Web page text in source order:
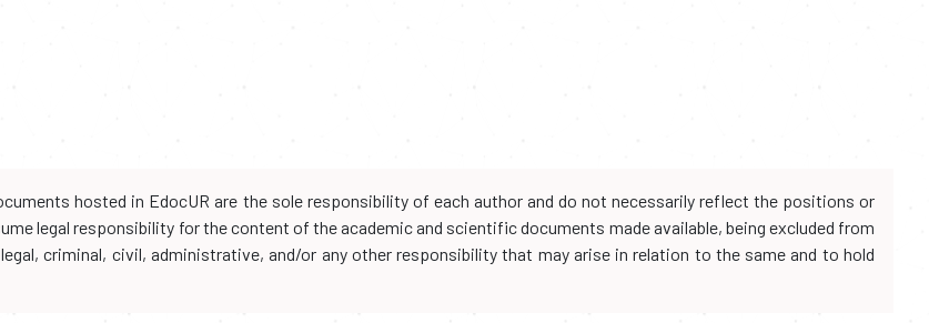
hosted in EdocUR are the sole responsibility of each author and do not necessarily reflect the positions or
legal responsibility for the content of the academic and scientific documents made available, being excluded from
criminal, civil, administrative, and/or any other responsibility that may arise in relation to the same and to hold